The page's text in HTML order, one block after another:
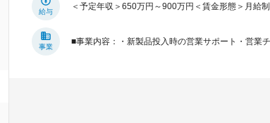
給与
＜予定年収＞650万円～900万円＜賃金形態＞月給
事業
■事業内容：・新製品投入時の営業サポート・営業